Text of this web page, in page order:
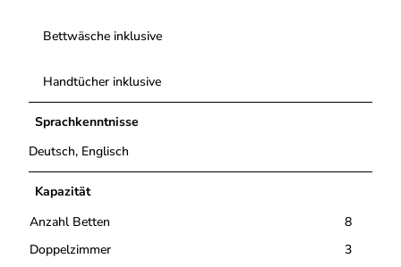
Bettwäsche inklusive
Handtücher inklusive
Sprachkenntnisse
Deutsch, Englisch
Kapazität
Anzahl Betten
8
Doppelzimmer
3